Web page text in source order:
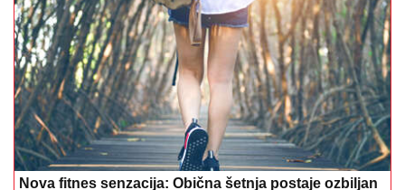
Nova fitnes senzacija: Obična šetnja postaje ozbiljan